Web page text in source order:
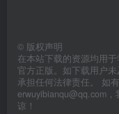
© 版权声明
在本站下载的资源均用
官方正版。如下载用户
承担任何法律责任。 如
erwuyibianqu@qq.com
谅！